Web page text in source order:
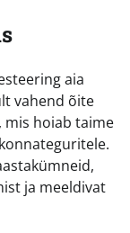
aia
vahend õite
mis hoiab taime
ja meeldivat